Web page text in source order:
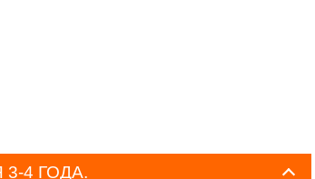
4 ГОДА.